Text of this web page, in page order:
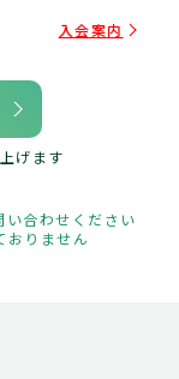
入会案内
げます
い合わせください
おりません